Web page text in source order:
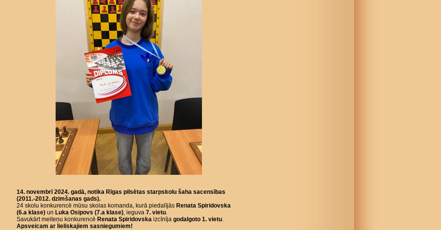
14. novembrī 2024. gadā, notika Rīgas pilsētas starpskolu šaha sacensības
(2011.-2012. dzimšanas gads).
24 skolu konkurencē mūsu skolas komanda, kurā piedalījās Renata Spiridovska
(6.a klase) un Luka Osipovs (7.a klase), ieguva 7. vietu.
Savukārt meiteņu konkurencē Renata Spiridovska izcīnīja godalgoto 1. vietu.
Apsveicam ar lieliskajiem sasniegumiem!